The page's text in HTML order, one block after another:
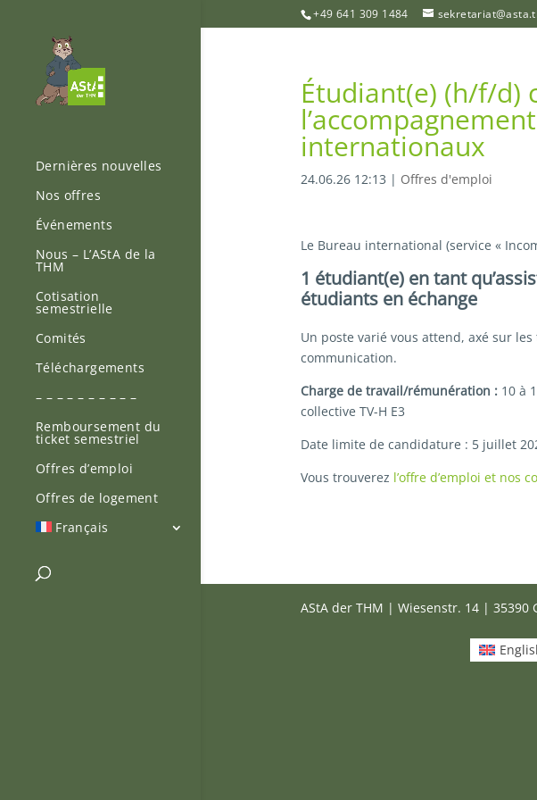
+49 641 309 1484
Dernières nouvelles
Nos offres
Événements
Nous – L’AStA de la
THM
Cotisation
semestrielle
Comités
Téléchargements
– – – – – – – – – –
Remboursement du
ticket semestriel
Offres d’emploi
Offres de logement
Français
Étudiant(e) (h/f/d)
internationaux
24.06.26 12:13 | Offres d'emploi
Le Bureau international (service «
1 étudiant(e) en tant
étudiants en échange
Un poste varié vous attend, axé sur
communication.
Charge de travail/rémunération :10 à
collective TV-H E3
Date limite de candidature : 5 juillet
Vous trouverez l’offre d’emploi et nos
AStA der THM | Wiesenstr. 14 | 35390